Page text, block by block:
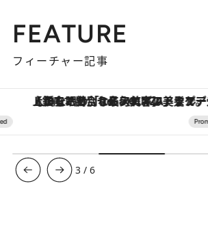
FEATURE
フィーチャー記事
【銀座で出合う最旬美容】美髪ケアや上質な眠り…セルフケアのアップデートから、特別な名入れギフトまで。大人のための「ReFa GINZA
3 /6